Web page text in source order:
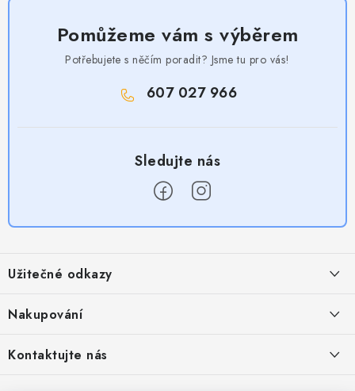
Pomůžeme vám s výběrem
Potřebujete s něčím poradit? Jsme tu pro vás!
607 027 966
p
a
Užitečné odkazy
Provizní systém
Nakupování
Kontaktujte nás